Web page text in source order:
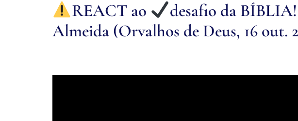
REACT ao
desafio da
Almeida (Orvalhos de Deus, 16 out.